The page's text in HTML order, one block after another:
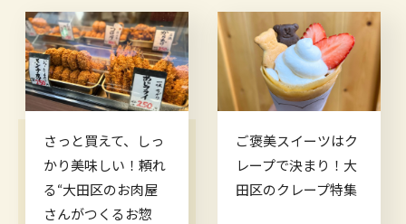
さっと買えて、しっ
かり美味しい！頼れ
る“大田区のお肉屋
さんがつくるお惣
ご褒美スイーツはク
レープで決まり！大
田区のクレープ特集